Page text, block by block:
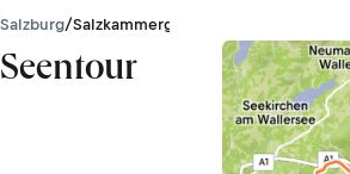
Salzburg/Salzkammergut-Berge